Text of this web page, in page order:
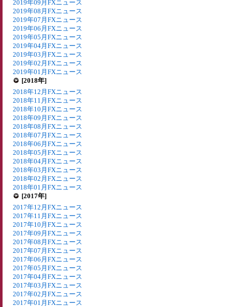
2019年09月FXニュース
2019年08月FXニュース
2019年07月FXニュース
2019年06月FXニュース
2019年05月FXニュース
2019年04月FXニュース
2019年03月FXニュース
2019年02月FXニュース
2019年01月FXニュース
[2018年]
2018年12月FXニュース
2018年11月FXニュース
2018年10月FXニュース
2018年09月FXニュース
2018年08月FXニュース
2018年07月FXニュース
2018年06月FXニュース
2018年05月FXニュース
2018年04月FXニュース
2018年03月FXニュース
2018年02月FXニュース
2018年01月FXニュース
[2017年]
2017年12月FXニュース
2017年11月FXニュース
2017年10月FXニュース
2017年09月FXニュース
2017年08月FXニュース
2017年07月FXニュース
2017年06月FXニュース
2017年05月FXニュース
2017年04月FXニュース
2017年03月FXニュース
2017年02月FXニュース
2017年01月FXニュース